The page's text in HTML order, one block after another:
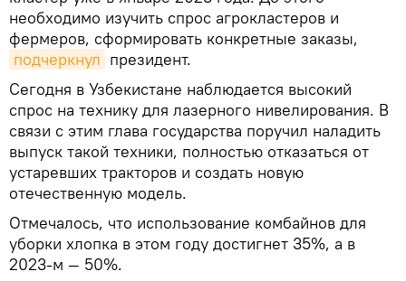
необходимо изучить спрос агрокластеров и
фермеров, сформировать конкретные заказы,
подчеркнул президент.
Сегодня в Узбекистане наблюдается высокий
спрос на технику для лазерного нивелирования. В
связи с этим глава государства поручил наладить
выпуск такой техники, полностью отказаться от
устаревших тракторов и создать новую
отечественную модель.
Отмечалось, что использование комбайнов для
уборки хлопка в этом году достигнет 35%, а в
2023-м — 50%.